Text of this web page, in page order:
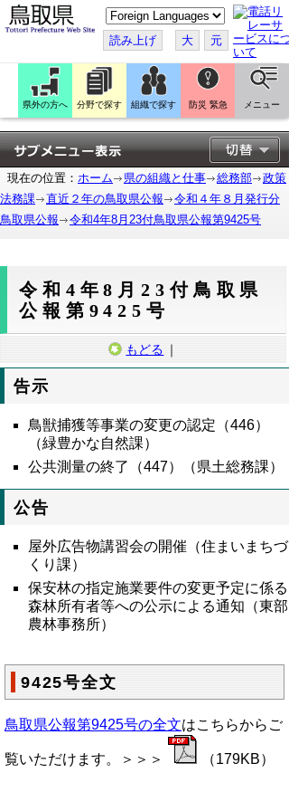
こ
の
ペ
ー
ジ
翻
訳
す
る
読み上げ 大 元
県外の方へ 分野で探す 組織で探す 防災 緊急 メニュー
現在の位置： ホーム 県の組織と仕事 総務部
政策
法務課
直近２年の鳥取県公報
令和４年８月発行分
鳥取県公報
令和4年8月23付鳥取県公報第9425号
令和4年8月23付鳥取県
公報第9425号
もどる ｜
告示
鳥獣捕獲等事業の変更の認定（446）
（緑豊かな自然課）
公共測量の終了（447）（県土総務課）
公告
屋外広告物講習会の開催（住まいまちづ
くり課）
保安林の指定施業要件の変更予定に係る
森林所有者等への公示による通知（東部
農林事務所）
9425号全文
鳥取県公報第9425号の全文はこちらからご
覧いただけます。＞＞＞ （179KB）